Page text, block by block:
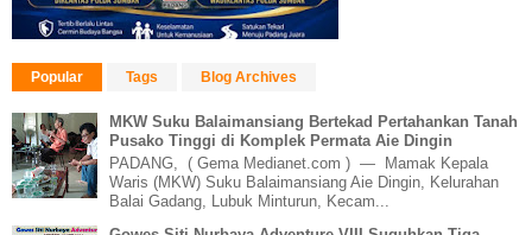
Popular Tags Blog Archives
MKW Suku Balaimansiang Bertekad Pertahankan Tanah
Pusako Tinggi di Komplek Permata Aie Dingin
PADANG, ( Gema Medianet.com ) — Mamak Kepala
Waris (MKW) Suku Balaimansiang Aie Dingin, Kelurahan
Balai Gadang, Lubuk Minturun, Kecam...